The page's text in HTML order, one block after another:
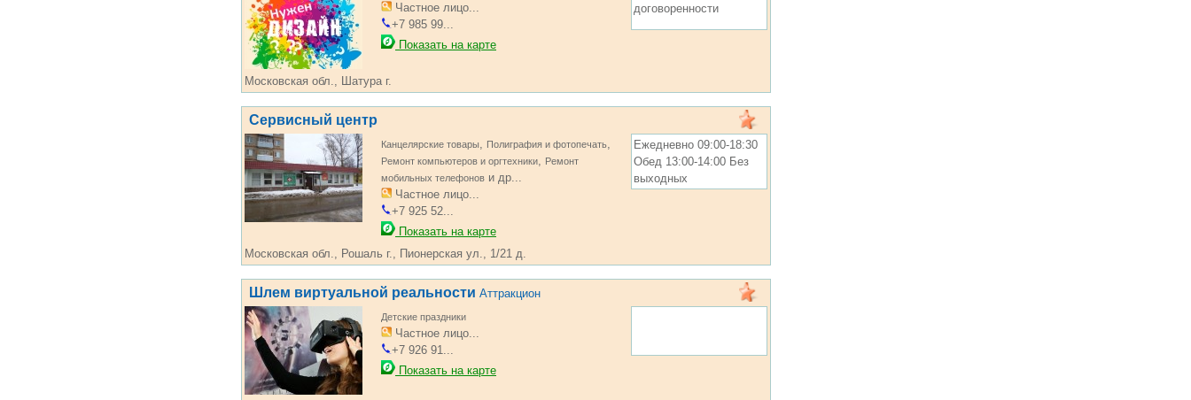
Частное лицо...
+7 985 99...
Показать на карте
договоренности
Московская обл., Шатура г.
Сервисный центр
Канцелярские товары, Полиграфия и фотопечать,
Ремонт компьютеров и оргтехники, Ремонт
мобильных телефонов и др...
Частное лицо...
+7 925 52...
Показать на карте
Ежедневно 09:00-18:30
Обед 13:00-14:00 Без
выходных
Московская обл., Рошаль г., Пионерская ул., 1/21 д.
Шлем виртуальной реальности Аттракцион
Детские праздники
Частное лицо...
+7 926 91...
Показать на карте